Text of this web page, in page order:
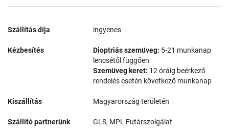
Szállítás díja ingyenes
Kézbesítés Dioptriás szemüveg: 5-21 munkanap
lencsétől függően
Szemüveg keret: 12 óráig beérkező
rendelés esetén következő munkanap
Kiszállítás Magyarország területén
Szállító partnerünk GLS, MPL Futárszolgálat